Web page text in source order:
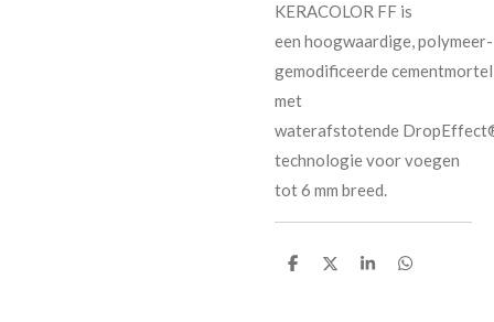
KERACOLOR FF is
een hoogwaardige, polymeer-
gemodificeerde cementmortel
met
waterafstotende
technologie voor voegen
tot 6 mm breed.
D
D
S
D